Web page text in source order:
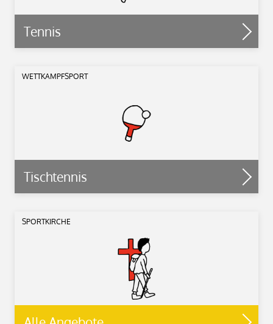
Tennis
WETTKAMPFSPORT
Tischtennis
SPORTKIRCHE